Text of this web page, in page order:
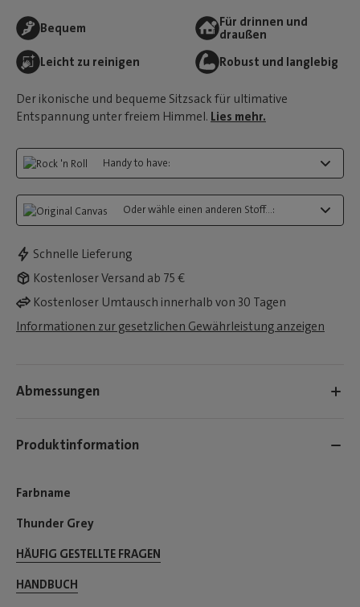
Bequem
Für drinnen und
draußen
Leicht zu reinigen
Robust und langlebig
Der ikonische und bequeme Sitzsack für ultimative
Entspannung unter freiem Himmel. Lies mehr.
Handy to have:
Oder wähle einen anderen Stoff...:
Schnelle Lieferung
Kostenloser Versand ab 75 €
Kostenloser Umtausch innerhalb von 30 Tagen
Informationen zur gesetzlichen Gewährleistung anzeigen
Abmessungen
Produktinformation
Farbname
Thunder Grey
HÄUFIG GESTELLTE FRAGEN
HANDBUCH